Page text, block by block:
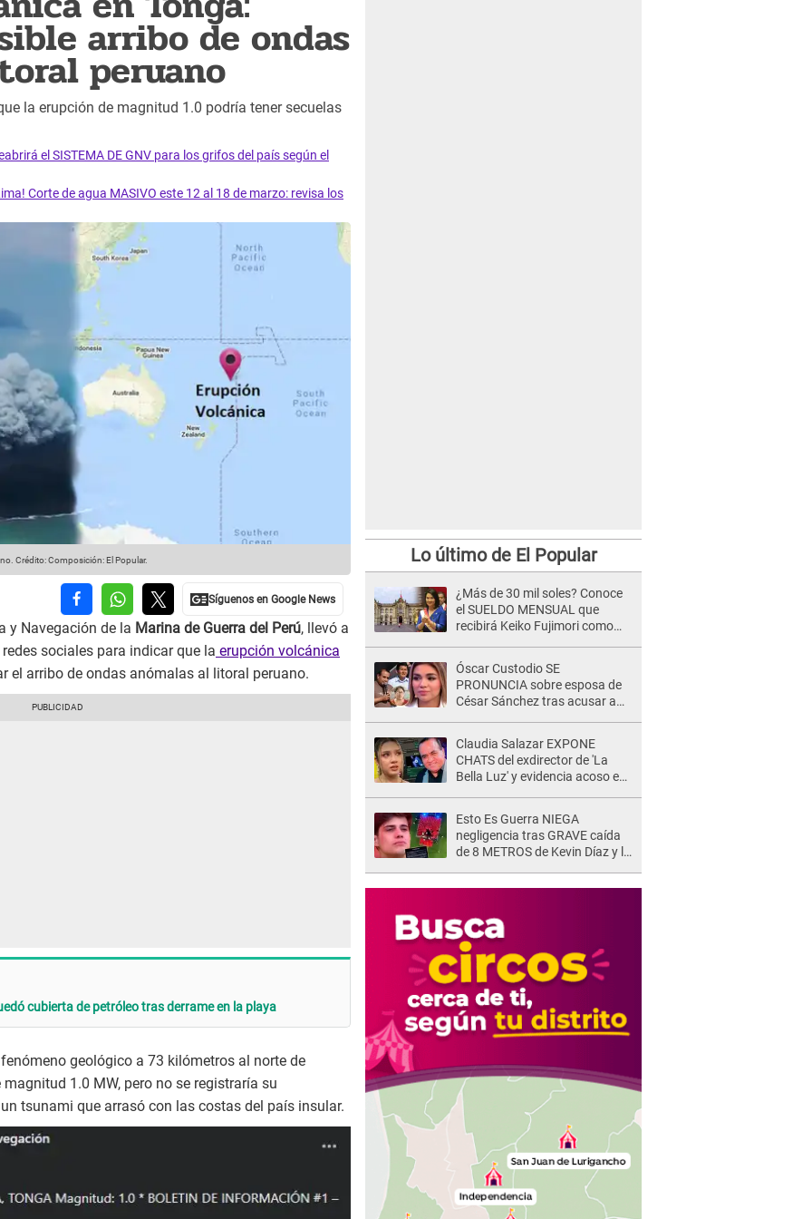
arribo de ondas
peruano
la erupción de magnitud 1.0 podría tener secuelas
el SISTEMA DE GNV para los grifos del país según el
Corte de agua MASIVO este 12 al 18 de marzo: revisa los
Crédito: Composición: El Popular.
y Navegación de la Marina de Guerra del Perú, llevó a
sociales para indicar que la erupción volcánica
el arribo de ondas anómalas al litoral peruano.
cubierta de petróleo tras derrame en la playa
geológico a 73 kilómetros al norte de
1.0 MW, pero no se registraría su
tsunami que arrasó con las costas del país insular.
Lo último de El Popular
¿Más de 30 mil soles? Conoce
el SUELDO MENSUAL que
recibirá Keiko Fujimori como
Óscar Custodio SE
PRONUNCIA sobre esposa de
César Sánchez tras acusar a
de la justicia"
Claudia Salazar EXPONE
CHATS del exdirector de 'La
Bella Luz' y evidencia acoso e
Esto Es Guerra NIEGA
negligencia tras GRAVE caída
de 8 METROS de Kevin Díaz y lo